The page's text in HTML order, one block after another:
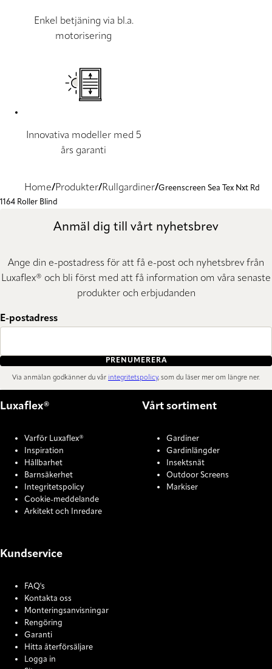
Enkel betjäning via bl.a.
motorisering
Innovativa modeller med 5
års garanti
Home Produkter Rullgardiner Greenscreen Sea Tex Nxt Rd
1164 Roller Blind
Anmäl dig till vårt nyhetsbrev
Ange din e-postadress för att få e-post och nyhetsbrev från
Luxaflex® och bli först med att få information om våra senaste
produkter och erbjudanden
E-postadress
PRENUMERERA
Via anmälan godkänner du vår integritetspolicy, som du läser mer om längre ner.
Luxaflex®
Varför Luxaflex®
Inspiration
Hållbarhet
Barnsäkerhet
Integritetspolicy
Cookie-meddelande
Arkitekt och Inredare
Vårt sortiment
Gardiner
Gardinlängder
Insektsnät
Outdoor Screens
Markiser
Kundservice
FAQ's
Kontakta oss
Monteringsanvisningar
Rengöring
Garanti
Hitta återförsäljare
Logga in